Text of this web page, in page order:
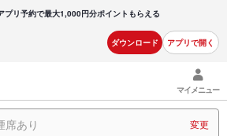
プリ予約で最大1,000円分ポイントもらえる
ダウンロード アプリで開く
マイメニュー
あり 変更